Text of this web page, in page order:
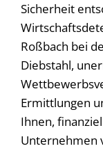
Sicherheit
Roßbach bei
Diebstahl,
Ermittlungen
Ihnen,
Unternehmen